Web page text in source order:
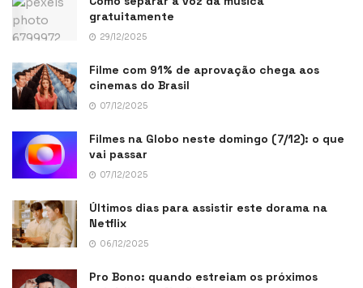
gratuitamente
29/12/2025
Filme com 91% de aprovação chega aos
cinemas do Brasil
07/12/2025
Filmes na Globo neste domingo (7/12): o que
vai passar
07/12/2025
Últimos dias para assistir este dorama na
Netflix
06/12/2025
Pro Bono: quando estreiam os próximos